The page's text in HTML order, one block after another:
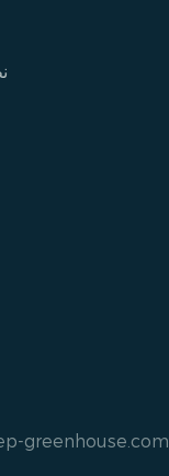
greenhouse.com